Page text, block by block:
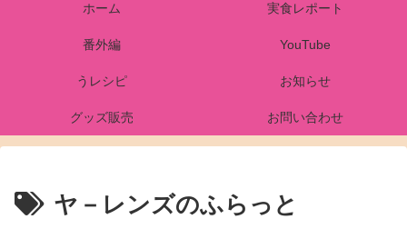
ホーム 実食レポート
番外編 YouTube
うレシピ お知らせ
グッズ販売 お問い合わせ
ヤ－レンズのふらっと